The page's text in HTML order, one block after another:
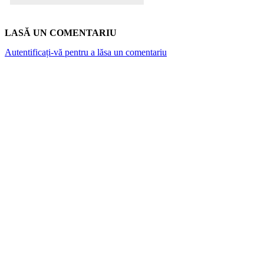
LASĂ UN COMENTARIU
Autentificați-vă pentru a lăsa un comentariu